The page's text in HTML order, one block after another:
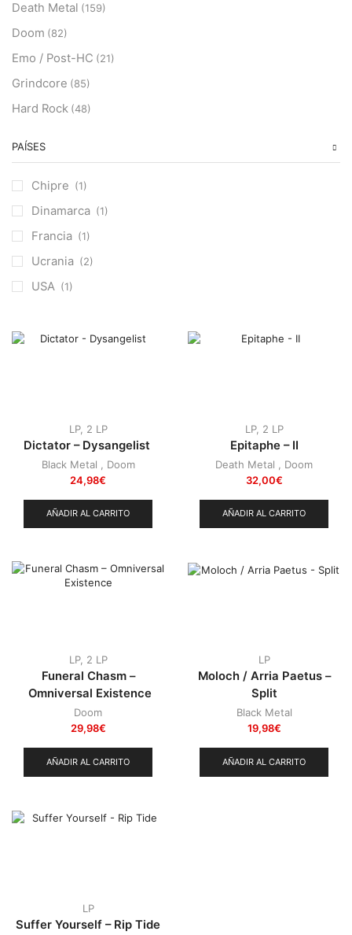
Death Metal (159)
Doom (82)
Emo / Post-HC (21)
Grindcore (85)
Hard Rock (48)
Heavy Metal(91)
Otros(38)
Prog (25)
Punk (146)
Sludge(35)
Stoner(22)
PAÍSES
Chipre (1)
Dinamarca (1)
Francia (1)
Ucrania (2)
USA (1)
LP, 2 LP
Dictator – Dysangelist
Black Metal
Doom
24,98€
AÑADIR AL CARRITO
LP, 2 LP
Epitaphe – II
Death Metal
Doom
32,00€
AÑADIR AL CARRITO
LP, 2 LP
Funeral Chasm –
Omniversal Existence
Doom
29,98€
AÑADIR AL CARRITO
LP
Moloch / Arria Paetus –
Split
Black Metal
19,98€
AÑADIR AL CARRITO
LP
Suffer Yourself – Rip Tide